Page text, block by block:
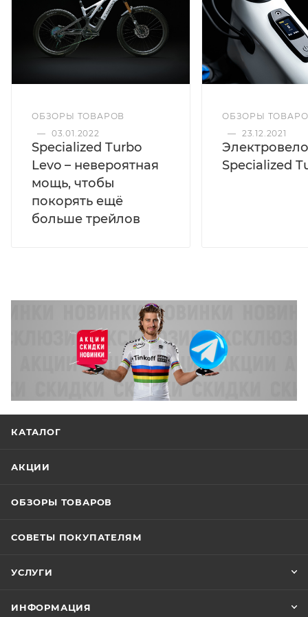
ОБЗОРЫ ТОВАРОВ
— 03.01.2022
Specialized Turbo
Levo – невероятная
мощь, чтобы
покорять ещё
больше трейлов
ОБЗОРЫ
— 23.12.2021
Specialized
КАТАЛОГ
АКЦИИ
ОБЗОРЫ ТОВАРОВ
СОВЕТЫ ПОКУПАТЕЛЯМ
УСЛУГИ
ИНФОРМАЦИЯ